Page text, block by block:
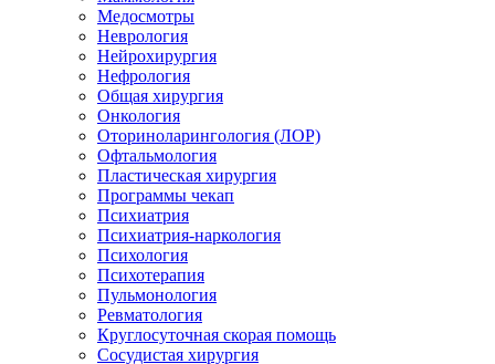
Медосмотры
Неврология
Нейрохирургия
Нефрология
Общая хирургия
Онкология
Оториноларингология (ЛОР)
Офтальмология
Пластическая хирургия
Программы чекап
Психиатрия
Психиатрия-наркология
Психология
Психотерапия
Пульмонология
Ревматология
Круглосуточная скорая помощь
Сосудистая хирургия